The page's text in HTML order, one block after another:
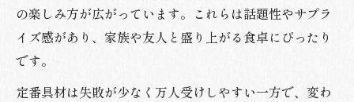
の楽しみ方が広がっています。これらは話題性やサプラ
イズ感があり、家族や友人と盛り上がる食卓にぴったり
です。
定番具材は失敗が少なく万人受けしやすい一方で、変わ